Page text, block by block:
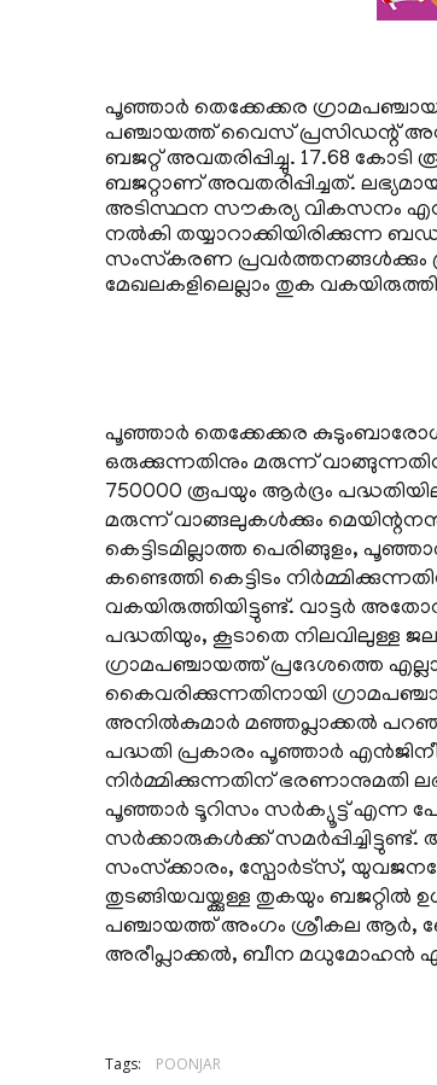
പൂഞ്ഞാര്‍ തെക്കേക്കര
പഞ്ചായത്ത് വൈസ് പ്രസിഡന്റ്
ബജറ്റ് അവതരിപ്പിച്ചു. 17.68 കോടി
ബജറ്റാണ് അവതരിപ്പിച്ചത്.
അടിസ്ഥന സൗകര്യ വികസനം
നല്‍കി തയ്യാറാക്കിയിരിക്കുന്ന
സംസ്‌കരണ പ്രവര്‍ത്തനങ്ങള്‍ക്കും
മേഖലകളിലെല്ലാം തുക
പൂഞ്ഞാര്‍ തെക്കേക്കര
ഒരുക്കുന്നതിനും മരുന്ന്
750000 രൂപയും ആര്‍ദ്രം
മരുന്ന് വാങ്ങലുകള്‍ക്കും
കെട്ടിടമില്ലാത്ത പെരിങ്ങുളം,
കണ്ടെത്തി കെട്ടിടം
വകയിരുത്തിയിട്ടുണ്ട്. വാട്ടര്‍
പദ്ധതിയും, കൂടാതെ നിലവിലുള്ള
ഗ്രാമപഞ്ചായത്ത് പ്രദേശത്തെ
കൈവരിക്കുന്നതിനായി
അനില്‍കുമാര്‍ മഞ്ഞപ്ലാക്കല്‍
പദ്ധതി പ്രകാരം പൂഞ്ഞാര്‍
നിര്‍മ്മിക്കുന്നതിന് ഭരണാനുമതി
പൂഞ്ഞാര്‍ ടൂറിസം സര്‍ക്യൂട്ട് എന്ന
സര്‍ക്കാരുകള്‍ക്ക്
സംസ്‌ക്കാരം, സ്പോര്‍ട്സ്,
തുടങ്ങിയവയ്ക്കുള്ള തുകയും ബജറ്റില്‍
പഞ്ചായത്ത് അംഗം ശ്രീകല ആര്‍,
അരീപ്ലാക്കല്‍, ബീന മധുമോഹന്‍
Tags: POONJAR